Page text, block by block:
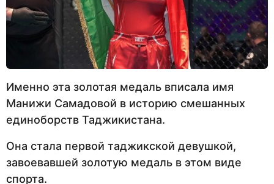
Именно эта золотая медаль вписала имя
Манижи Самадовой в историю смешанных
единоборств Таджикистана.
Она стала первой таджикской девушкой,
завоевавшей золотую медаль в этом виде
спорта.